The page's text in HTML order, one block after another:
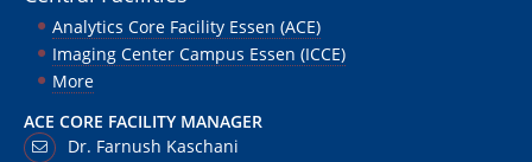
Analytics Core Facility Essen (ACE)
Imaging Center Campus Essen (ICCE)
More
ACE CORE FACILITY MANAGER
Dr. Farnush Kaschani